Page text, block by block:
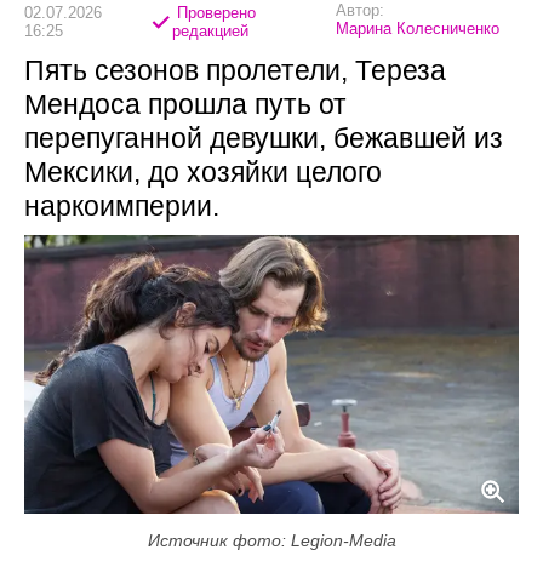
02.07.2026
16:25
Проверено
редакцией
Автор:
Марина Колесниченко
Пять сезонов пролетели, Тереза
Мендоса прошла путь от
перепуганной девушки, бежавшей из
Мексики, до хозяйки целого
наркоимперии.
Источник фото: Legion-Media